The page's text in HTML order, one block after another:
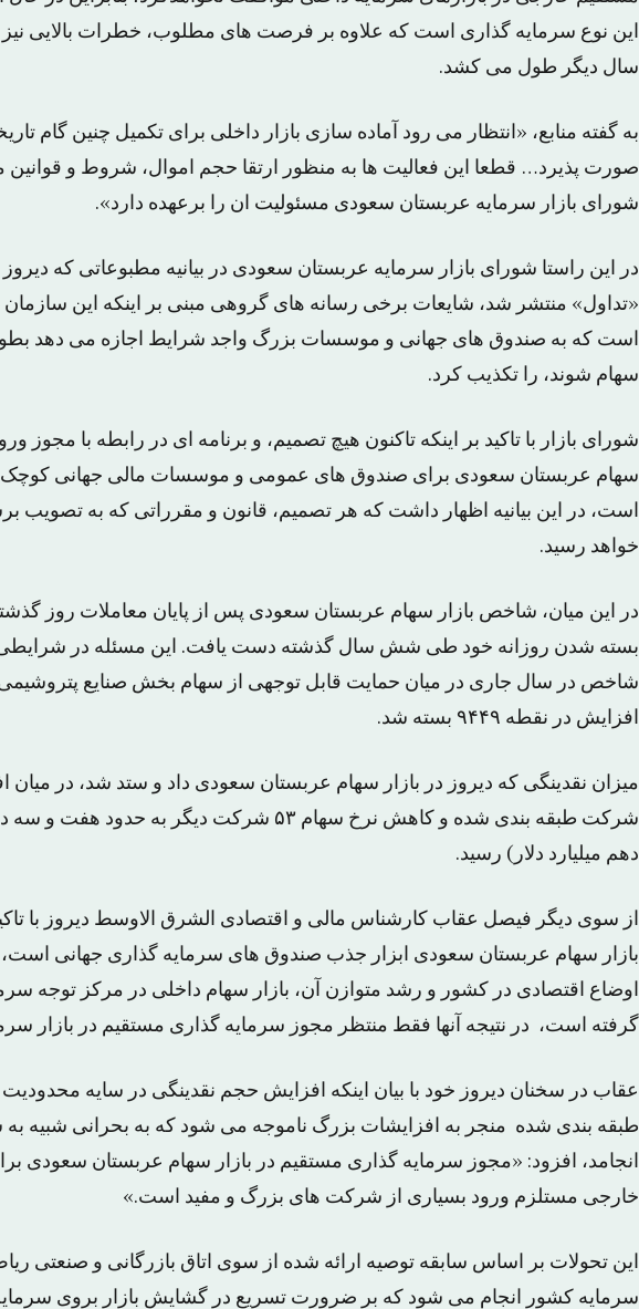
این نوع سرمایه گذاری است که علاوه بر فرصت های مطلوب، خطرات بالایی نیز
سال دیگر طول می کشد.
به گفته منابع، «انتظار می رود آماده سازی بازار داخلی برای تکمیل چنین گام
صورت پذیرد… قطعا این فعالیت ها به منظور ارتقا حجم اموال، شروط و قوانین
شورای بازار سرمایه عربستان سعودی مسئولیت ان را برعهده دارد».
در این راستا شورای بازار سرمایه عربستان سعودی در بیانیه مطبوعاتی که
«تداول» منتشر شد، شایعات برخی رسانه های گروهی مبنی بر اینکه این
است که به صندوق های جهانی و موسسات بزرگ واجد شرایط اجازه می دهد بطور
سهام شوند، را تکذیب کرد.
شورای بازار با تاکید بر اینکه تاکنون هیچ تصمیم، و برنامه ای در رابطه با مجوز
سهام عربستان سعودی برای صندوق های عمومی و موسسات مالی جهانی کوچک
است، در این بیانیه اظهار داشت که هر تصمیم، قانون و مقرراتی که به تصویب
خواهد رسید.
در این میان، شاخص بازار سهام عربستان سعودی پس از پایان معاملات روز
بسته شدن روزانه خود طی شش سال گذشته دست یافت. این مسئله در
افزایش در نقطه ۹۴۴۹ بسته شد.
دهم میلیارد دلار) رسید.
از سوی دیگر فیصل عقاب کارشناس مالی و اقتصادی الشرق الاوسط دیروز با
بازار سهام عربستان سعودی ابزار جذب صندوق های سرمایه گذاری جهانی
اوضاع اقتصادی در کشور و رشد متوازن آن، بازار سهام داخلی در مرکز توجه
گرفته است، در نتیجه آنها فقط منتظر مجوز سرمایه گذاری مستقیم در بازار
عقاب در سخنان دیروز خود با بیان اینکه افزایش حجم نقدینگی در سایه
انجامد، افزود: «مجوز سرمایه گذاری مستقیم در بازار سهام عربستان سعودی
خارجی مستلزم ورود بسیاری از شرکت های بزرگ و مفید است.»
این تحولات بر اساس سابقه توصیه ارائه شده از سوی اتاق بازرگانی و صنعتی
سرمایه کشور انجام می شود که بر ضرورت تسریع در گشایش بازار بروی